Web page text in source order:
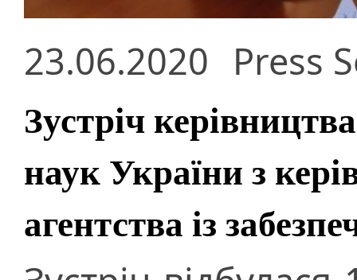
23.06.2020 Press
Зустріч
наук України з
агентства із